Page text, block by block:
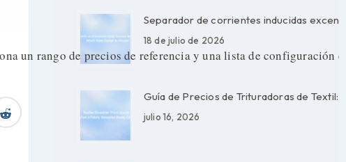
un rango de precios de referencia y una lista de configuración
Separador de corrientes inducidas
18 de julio de 2026
Guía de Precios de Trituradoras de Textil:
julio 16, 2026